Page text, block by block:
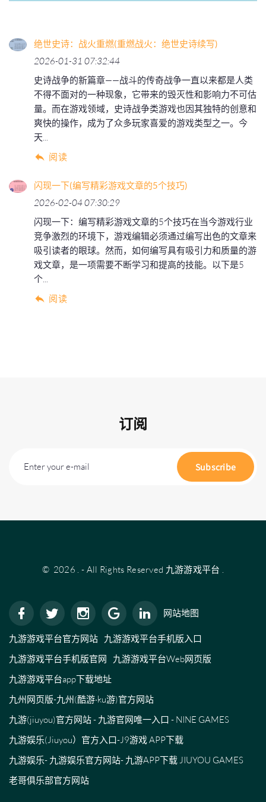
绝世史诗：战火重燃(重燃战火：绝世史诗续写)
2026-01-31 07:32:44
史诗战争的新篇章——战斗的传奇战争一直以来都是人类
不得不面对的一种现象，它带来的毁灭性和影响力不可估
量。而在游戏领域，史诗战争类游戏也因其独特的创意和
爽快的操作，成为了众多玩家喜爱的游戏类型之一。今
天...
阅读
闪现一下(编写精彩游戏文章的5个技巧)
2026-02-04 07:30:29
闪现一下：编写精彩游戏文章的5个技巧在当今游戏行业
竞争激烈的环境下，游戏编辑必须通过编写出色的文章来
吸引读者的眼球。然而，如何编写具有吸引力和质量的游
戏文章，是一项需要不断学习和提高的技能。以下是5
个...
阅读
订阅
Enter your e-mail Subscribe
© 2026 . - All Rights Reserved 九游游戏平台 .
网站地图
九游游戏平台官方网站 九游游戏平台手机版入口
九游游戏平台手机版官网
九游游戏平台Web网页版
九游游戏平台app下载地址
九州网页版-九州(酷游·ku游)官方网站
九游(jiuyou)官方网站 - 九游官网唯一入口 - NINE GAMES
九游娱乐(Jiuyou）官方入口-J9游戏 APP下载
九游娱乐- 九游娱乐官方网站- 九游APP下载 JIUYOU GAMES
老哥俱乐部官方网站